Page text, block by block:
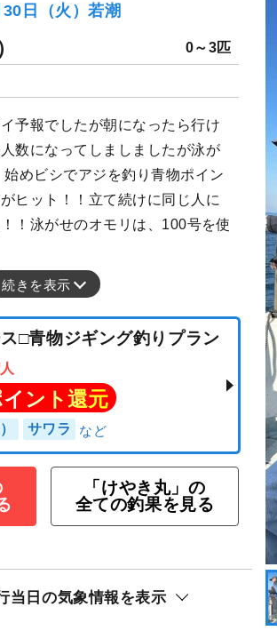
日（火）若潮
0～3匹
予報でしたが朝になったら行け
数になってしましましたが泳が
めビシでアジを釣り青物ポイン
ヒット！！立て続けに同じ人に
！泳がせのオモリは、100号を使
続きを表示
ース□青物ジギング釣りプラン
円/人
ポイント還元
リ） サワラ
「けやき丸」の
全ての釣果を見る
当日の気象情報を表示